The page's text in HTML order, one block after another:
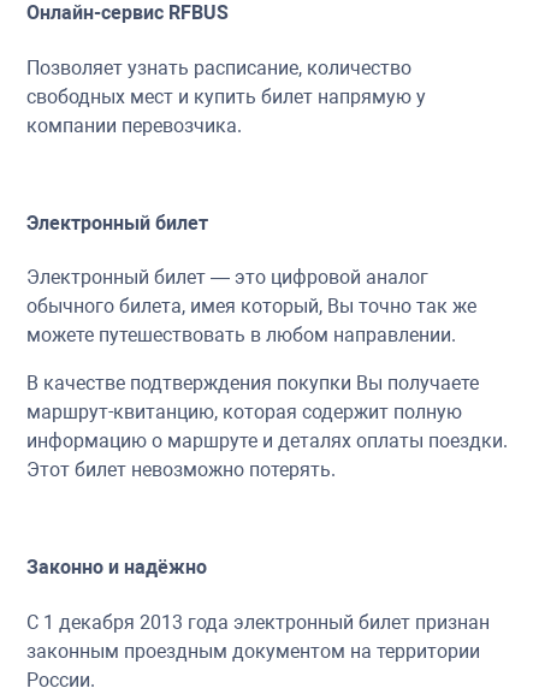
Онлайн-сервис RFBUS
Позволяет узнать расписание, количество
свободных мест и купить билет напрямую у
компании перевозчика.
Электронный билет
Электронный билет — это цифровой аналог
обычного билета, имея который, Вы точно так же
можете путешествовать в любом направлении.
В качестве подтверждения покупки Вы получаете
маршрут-квитанцию, которая содержит полную
информацию о маршруте и деталях оплаты поездки.
Этот билет невозможно потерять.
Законно и надёжно
С 1 декабря 2013 года электронный билет признан
законным проездным документом на территории
России.